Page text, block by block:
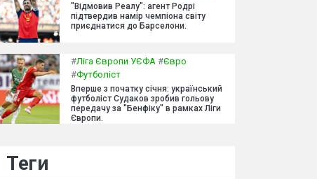
"Відмовив Реалу": агент Родрі
підтвердив намір чемпіона світу
приєднатися до Барселони.
#Ліга Європи УЄФА #Євро
#Футболіст
Вперше з початку січня: український
футболіст Судаков зробив гольову
передачу за "Бенфіку" в рамках Ліги
Європи.
Теги